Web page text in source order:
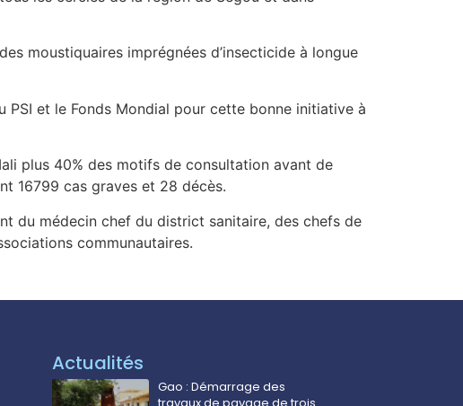
moustiquaires imprégnées d’insecticide à longue
PSI et le Fonds Mondial pour cette bonne initiative à
plus 40% des motifs de consultation avant de
16799 cas graves et 28 décès.
du médecin chef du district sanitaire, des chefs de
communautaires.
Actualités
Gao : Démarrage des